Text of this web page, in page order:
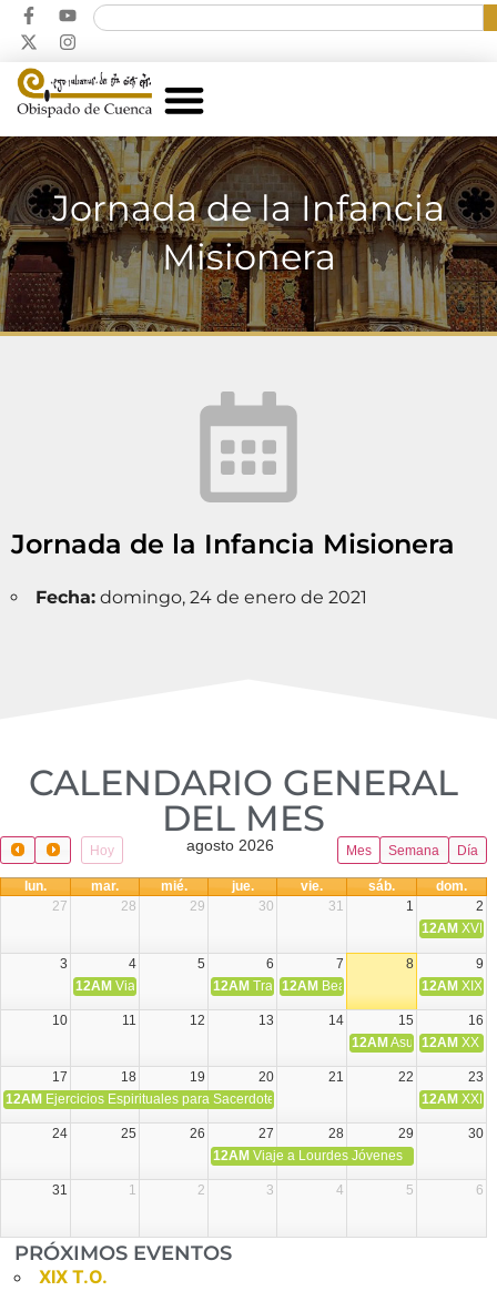
Jornada de la Infancia
Misionera
Jornada de la Infancia Misionera
Fecha: domingo, 24 de enero de 2021
CALENDARIO GENERAL
DEL MES​
Hoy Mes Semana Día
agosto 2026
lun. mar. mié. jue. vie. sáb.
dom.
27
28 29 30 31 1
2
12AM XVIII
3 4 5 6 7 8
9
12AM Viaje Diocesano a Japón.
12AM Transfiguración del Señor
12AM Beatos Cruz Laplana,
12AM XIX
10 11 12 13 14 15
16
12AM Asunción de la
12AM XX
17 18 19 20 21 22
23
12AM Ejercicios Espirituales para Sacerdotes. Priego. 12AM XXI
24 25 26 27 28 29
30
12AM Viaje a Lourdes Jóvenes
31 1 2 3 4 5 6
PRÓXIMOS EVENTOS
XIX T.O.